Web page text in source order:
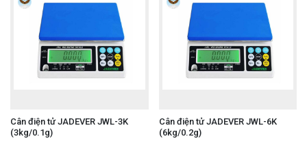
Cân điện tử JADEVER JWL-3K
(3kg/0.1g)
Cân điện tử JADEVER JWL-6K
(6kg/0.2g)